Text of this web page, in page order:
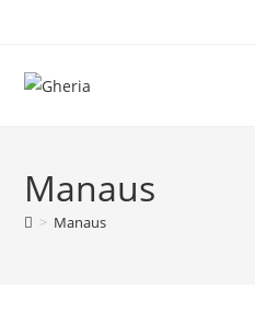
contenido
Manaus
> Manaus